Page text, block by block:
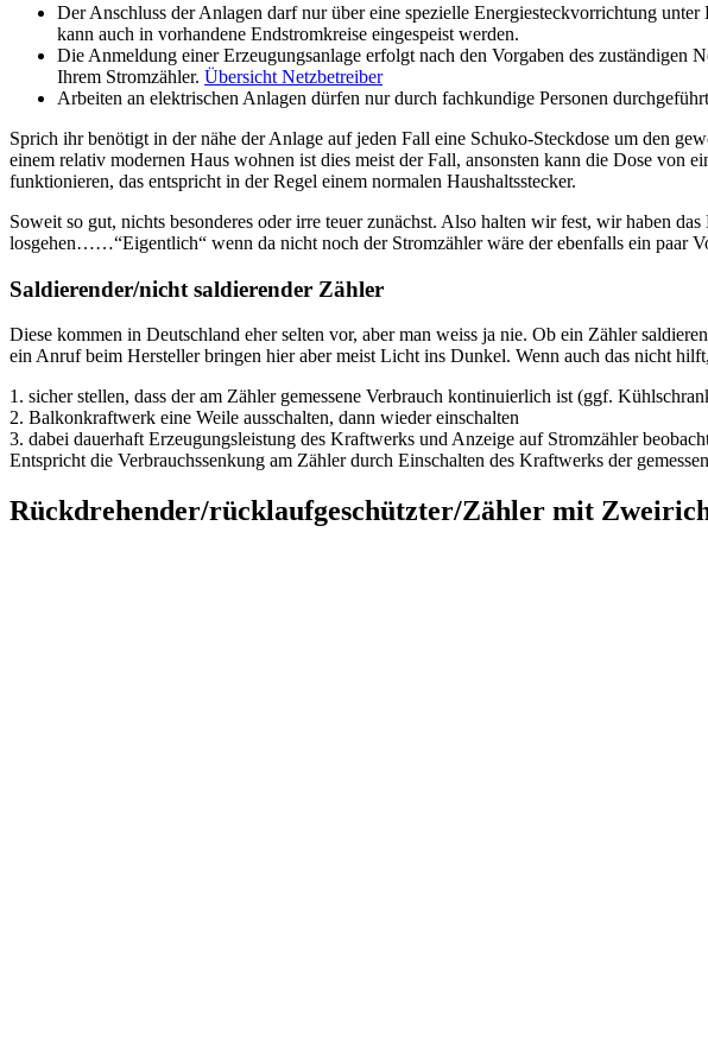
Der Anschluss der Anlagen darf nur über eine spezielle Energiesteckvorrichtung
kann auch in vorhandene Endstromkreise eingespeist werden.
Die Anmeldung einer Erzeugungsanlage erfolgt nach den Vorgaben des zuständigen
Ihrem Stromzähler. Übersicht Netzbetreiber
Arbeiten an elektrischen Anlagen dürfen nur durch fachkundige Personen
Sprich ihr benötigt in der nähe der Anlage auf jeden Fall eine Schuko-Steckdose um den
einem relativ modernen Haus wohnen ist dies meist der Fall, ansonsten kann die Dose
funktionieren, das entspricht in der Regel einem normalen Haushaltsstecker.
Soweit so gut, nichts besonderes oder irre teuer zunächst. Also halten wir fest, wir haben
losgehen……“Eigentlich“ wenn da nicht noch der Stromzähler wäre der ebenfalls ein paar
Saldierender/nicht saldierender Zähler
Diese kommen in Deutschland eher selten vor, aber man weiss ja nie. ​Ob ein Zähler
ein Anruf beim Hersteller bringen hier aber meist Licht ins Dunkel. Wenn auch das nicht
1. sicher stellen, dass der am Zähler gemessene Verbrauch kontinuierlich ist (ggf.
2. Balkonkraftwerk eine Weile ausschalten, dann wieder einschalten
3. dabei dauerhaft Erzeugungsleistung des Kraftwerks und Anzeige auf Stromzähler
Entspricht die Verbrauchssenkung am Zähler durch Einschalten des Kraftwerks der
Rückdrehender/rücklaufgeschützter/Zähler mit